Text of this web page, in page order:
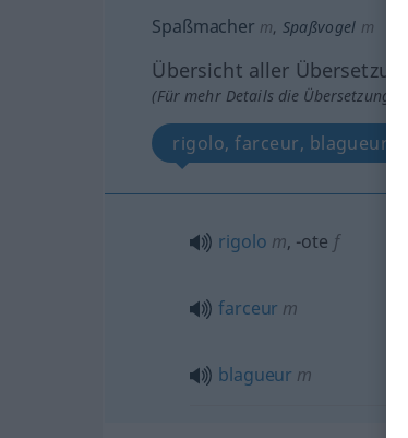
Spaßmacher m, Spaßvogel m
Übersicht aller
(Für mehr Details die Übersetzung
rigolo, farceur, blagueur
rigolo m, -ote f
farceur m
blagueur m